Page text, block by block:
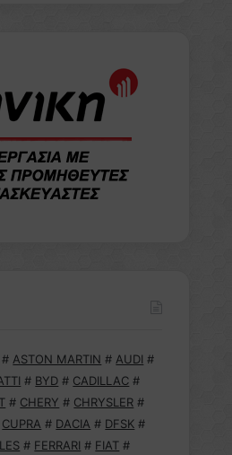
# ASTON MARTIN # AUDI #
# BYD # CADILLAC #
# CHERY # CHRYSLER #
CUPRA # DACIA # DFSK #
# FERRARI # FIAT #